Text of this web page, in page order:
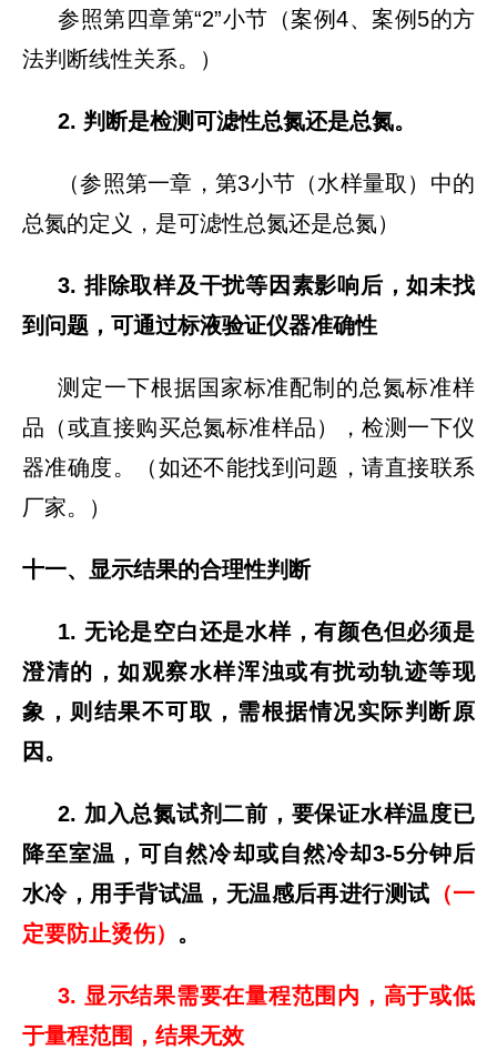
参照第四章第“2”小节（案例4、案例5的方
法判断线性关系。）
2. 判断是检测可滤性总氮还是总氮。
（参照第一章，第3小节（水样量取）中的
总氮的定义，是可滤性总氮还是总氮）
3. 排除取样及干扰等因素影响后，如未找
到问题，可通过标液验证仪器准确性
测定一下根据国家标准配制的总氮标准样
品（或直接购买总氮标准样品），检测一下仪
器准确度。（如还不能找到问题，请直接联系
厂家。）
十一、显示结果的合理性判断
1. 无论是空白还是水样，有颜色但必须是
澄清的，如观察水样浑浊或有扰动轨迹等现
象，则结果不可取，需根据情况实际判断原
因。
2. 加入总氮试剂二前，要保证水样温度已
降至室温，可自然冷却或自然冷却3-5分钟后
水冷，用手背试温，无温感后再进行测试 （一
定要防止烫伤） 。
3. 显示结果需要在量程范围内，高于或低
于量程范围，结果无效